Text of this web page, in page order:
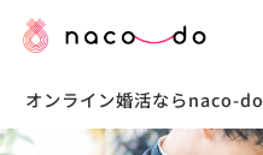
オンライン婚活ならnaco-do